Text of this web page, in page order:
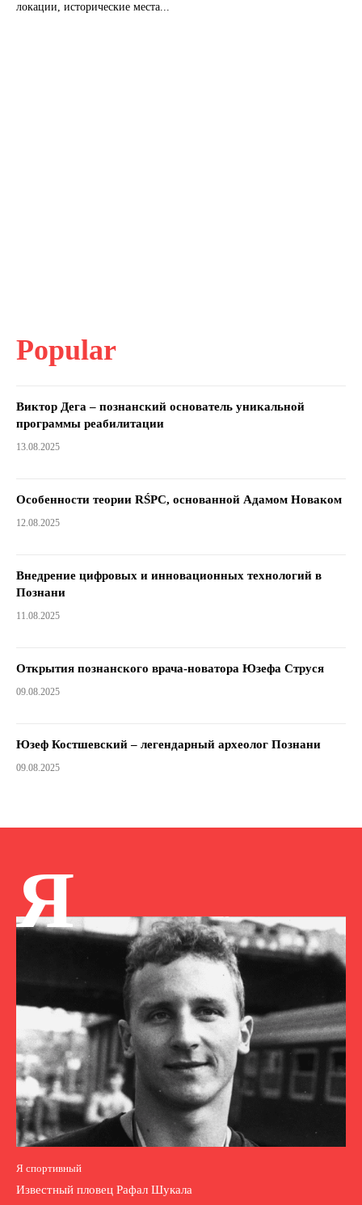
локации, исторические места...
Popular
Виктор Дега – познанский основатель уникальной
программы реабилитации
13.08.2025
Особенности теории RŚPC, основанной Адамом Новаком
12.08.2025
Внедрение цифровых и инновационных технологий в
Познани
11.08.2025
Открытия познанского врача-новатора Юзефа Струся
09.08.2025
Юзеф Костшевский – легендарный археолог Познани
09.08.2025
Я
Я спортивный
Известный пловец Рафал Шукала